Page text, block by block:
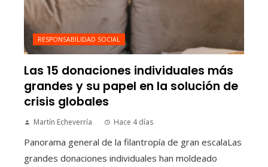
RESPONSABILIDAD SOCIAL
Las 15 donaciones individuales más
grandes y su papel en la solución de
crisis globales
Martín Echeverría Hace 4 días
Panorama general de la filantropía de gran escalaLas
grandes donaciones individuales han moldeado